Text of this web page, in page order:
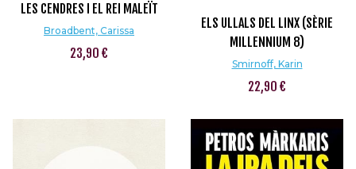
LES CENDRES I EL REI MALEÏT
Broadbent, Carissa
23,90 €
ELS ULLALS DEL LINX (SÈRIE
MILLENNIUM 8)
Smirnoff, Karin
22,90 €